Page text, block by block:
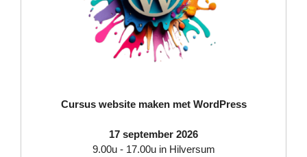
Cursus website maken met WordPress
17 september 2026
9.00u - 17.00u in Hilversum